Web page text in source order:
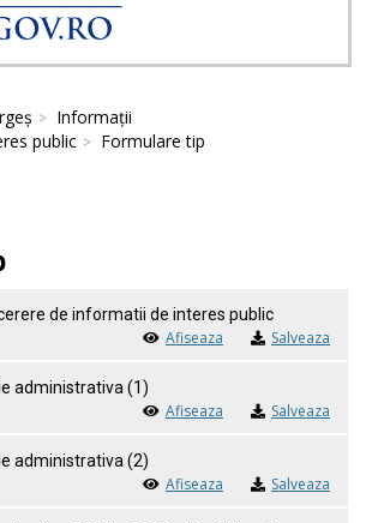
Informații
public
Formulare tip
de informatii de interes public
Afiseaza Salveaza
administrativa (1)
Afiseaza Salveaza
administrativa (2)
Afiseaza Salveaza